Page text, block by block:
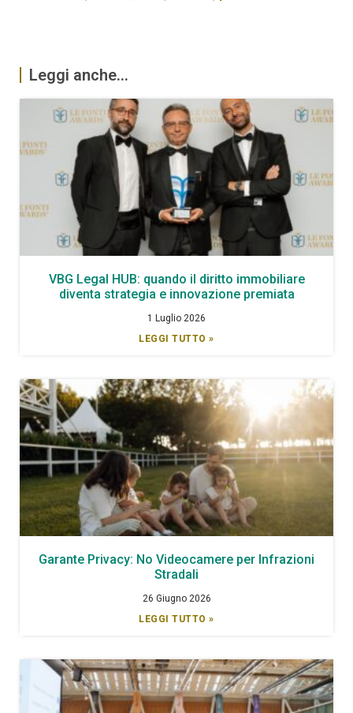
Leggi anche...
VBG Legal HUB: quando il diritto immobiliare
diventa strategia e innovazione premiata
1 Luglio 2026
LEGGI TUTTO »
Garante Privacy: No Videocamere per Infrazioni
Stradali
26 Giugno 2026
LEGGI TUTTO »